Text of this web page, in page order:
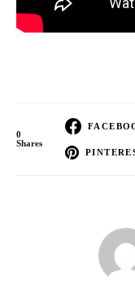
0
Shares